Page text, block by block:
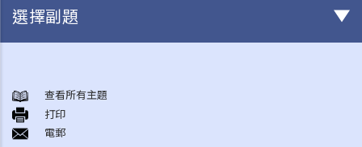
選擇副題
A. 火葬
B. 骨灰安置所（靈灰安置所）
C. 土葬
查看所有主題
打印
電郵